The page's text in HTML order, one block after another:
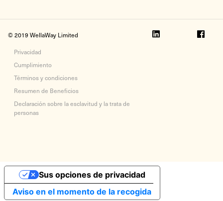
© 2019 WellaWay Limited
Privacidad
Cumplimiento
Términos y condiciones
Resumen de Beneficios
Declaración sobre la esclavitud y la trata de
personas
Aviso en el momento de la recogida
Sus opciones de privacidad